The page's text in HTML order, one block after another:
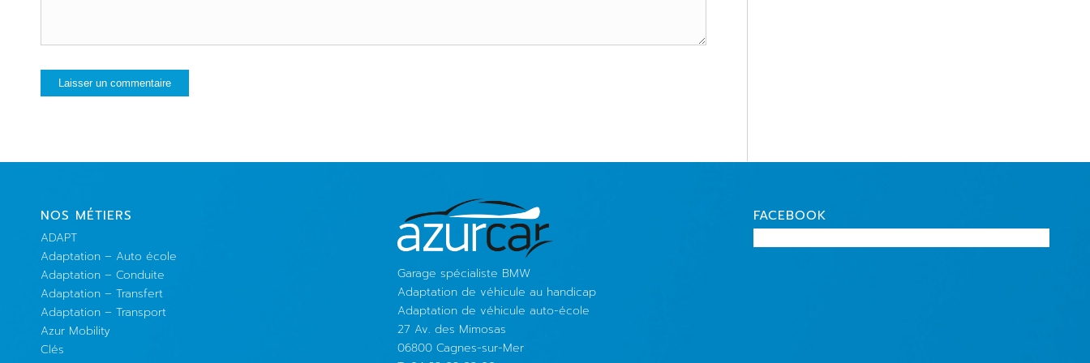
NOS MÉTIERS
ADAPT
Adaptation – Auto école
Adaptation – Conduite
Adaptation – Transfert
Adaptation – Transport
Azur Mobility
Clés
Garage spécialiste BMW
Adaptation de véhicule au handicap
Adaptation de véhicule auto-école
27 Av. des Mimosas
06800 Cagnes-sur-Mer
FACEBOOK